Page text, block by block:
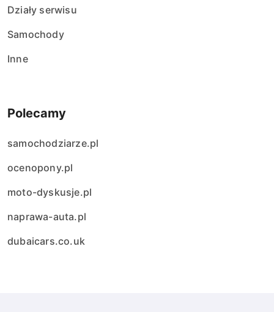
Działy serwisu
Samochody
Inne
Polecamy
samochodziarze.pl
ocenopony.pl
moto-dyskusje.pl
naprawa-auta.pl
dubaicars.co.uk